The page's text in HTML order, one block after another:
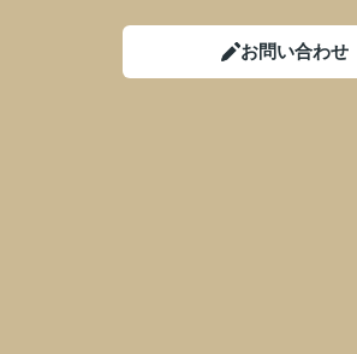
お問い合わせ